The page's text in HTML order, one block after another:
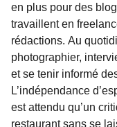
en plus pour des
travaillent en
rédactions. Au
photographier,
et se tenir informé
L’indépendance
est attendu qu’un
restaurant sans se